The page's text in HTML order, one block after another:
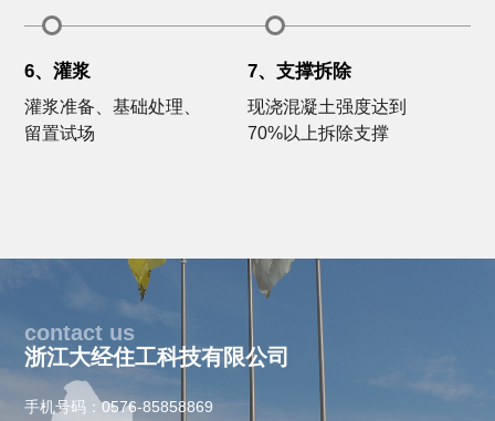
6、灌浆
灌浆准备、基础处理、
留置试场
7、支撑拆除
现浇混凝土强度达到
70%以上拆除支撑
contact us
浙江大经住工科技有限公司
手机号码：0576-85858869